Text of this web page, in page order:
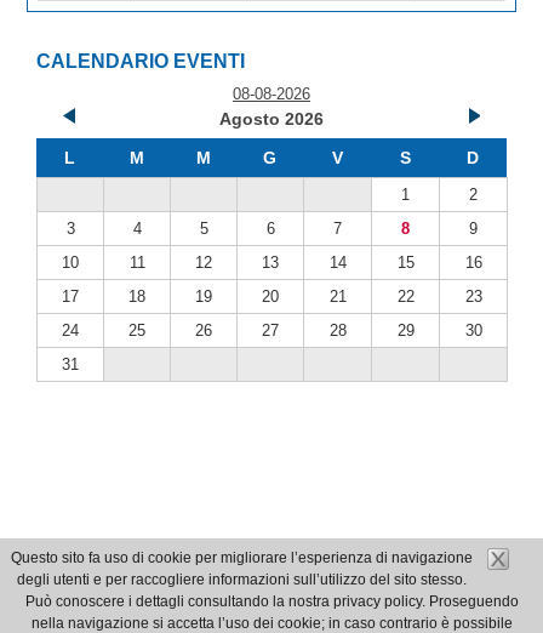
Questo sito fa uso di cookie per migliorare l’esperienza di navigazione
degli utenti e per raccogliere informazioni sull’utilizzo del sito stesso.
Può conoscere i dettagli consultando la nostra privacy policy. Proseguendo
nella navigazione si accetta l’uso dei cookie; in caso contrario è possibile
CALENDARIO EVENTI
08-08-2026
Agosto 2026
L
M M G V S D
1
2
3
4 5 6 7 8
9
10
11 12 13 14 15
16
17
18 19 20 21 22
23
24
25 26 27 28 29
30
31